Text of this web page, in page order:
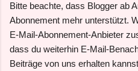
Bitte beachte, dass Blogger ab
Abonnement mehr unterstützt.
E-Mail-Abonnement-Anbieter
dass du weiterhin E-Mail-
Beiträge von uns erhalten